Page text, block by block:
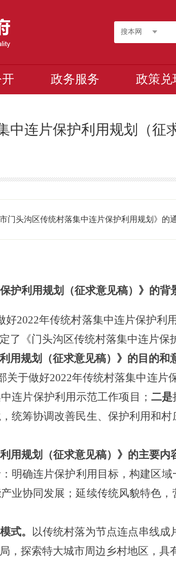
搜本网
政务服务 政策兑
中连片保护利用规划（征
门头沟区传统村落集中连片保护利用规划》的
护利用规划（征求意见稿）》的背
好2022年传统村落集中连片保护利
了 《门头沟区传统村落集中连片保
用规划（征求意见稿）》 的目的和
关于做好2022年传统村落集中连片
连片保护利用示范工作项目； 二是
统筹协调改善民生、保护利用和村
用规划（征求意见稿）》 的主要内
明确连片保护利用目标，构建区
业协同发展；延续传统风貌特色
式。
以传统村落为节点连点串线
，探索特大城市周边乡村地区，